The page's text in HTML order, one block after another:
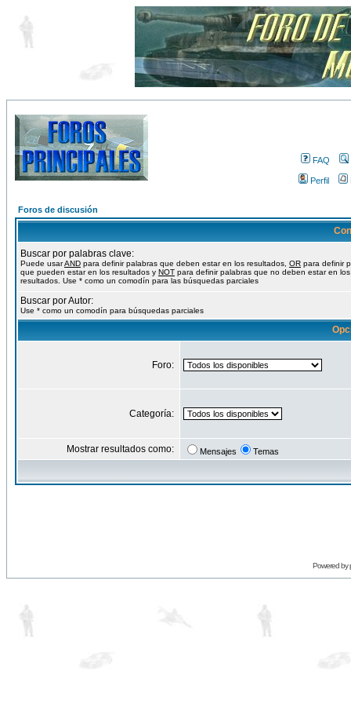
FAQ
Perfil
Foros de discusión
Buscar por palabras clave:
Puede usarAND para definir palabras que deben estar en los resultados, OR para definir
que pueden estar en los resultados y NOT para definir palabras que no deben estar en los
resultados. Use * como un comodín para las búsquedas parciales
Buscar por Autor:
Use * como un comodín para búsquedas parciales
Foro:
Categoría:
Mostrar resultados como: Mensajes Temas
Powered by